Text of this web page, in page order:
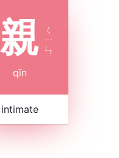
親
ㄑ
ㄧ
ㄣ
qīn
intimate